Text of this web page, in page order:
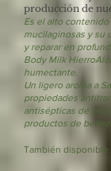
producción de
Es el alto
mucilaginosas y su
y reparar en
Body Milk
humectante.
Un ligero aroma a
propiedades
antisépticas de
productos de belleza.
También disponible